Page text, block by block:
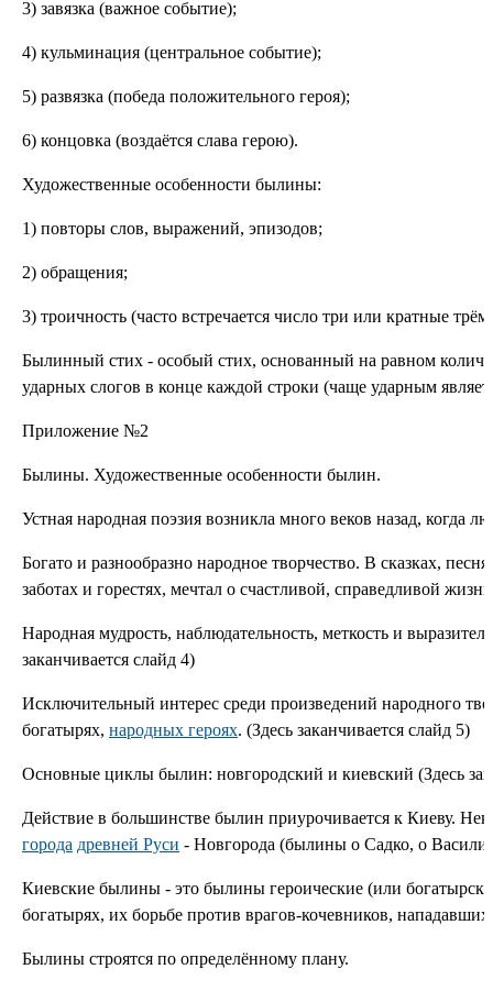
3) завязка (важное событие);
4) кульминация (центральное событие);
5) развязка (победа положительного героя);
6) концовка (воздаётся слава герою).
Художественные особенности былины:
1) повторы слов, выражений, эпизодов;
2) обращения;
3) троичность (часто встречается число три или кратные
Былинный стих - особый стих, основанный на равном
ударных слогов в конце каждой строки (чаще ударным
Приложение №2
Былины. Художественные особенности былин.
Устная народная поэзия возникла много веков назад, когда
Богато и разнообразно народное творчество. В сказках,
заботах и горестях, мечтал о счастливой, справедливой
Народная мудрость, наблюдательность, меткость и
заканчивается слайд 4)
Исключительный интерес среди произведений народного
богатырях, народных героях. (Здесь заканчивается слайд 5)
Основные циклы былин: новгородский и киевский (Здесь
Действие в большинстве былин приурочивается к Киеву.
города древней Руси - Новгорода (былины о Садко, о Василии
Киевские былины - это былины героические (или
богатырях, их борьбе против врагов-кочевников, нападавших
Былины строятся по определённому плану.